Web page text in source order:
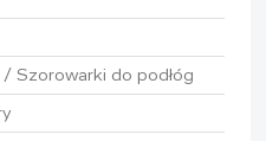
Szorowarki do podłóg